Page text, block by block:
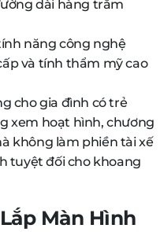
dài hàng trăm
năng công nghệ
và tính thẩm mỹ cao
cho gia đình có trẻ
xem hoạt hình, chương
không làm phiền tài xế
tuyệt đối cho khoang
Màn Hình